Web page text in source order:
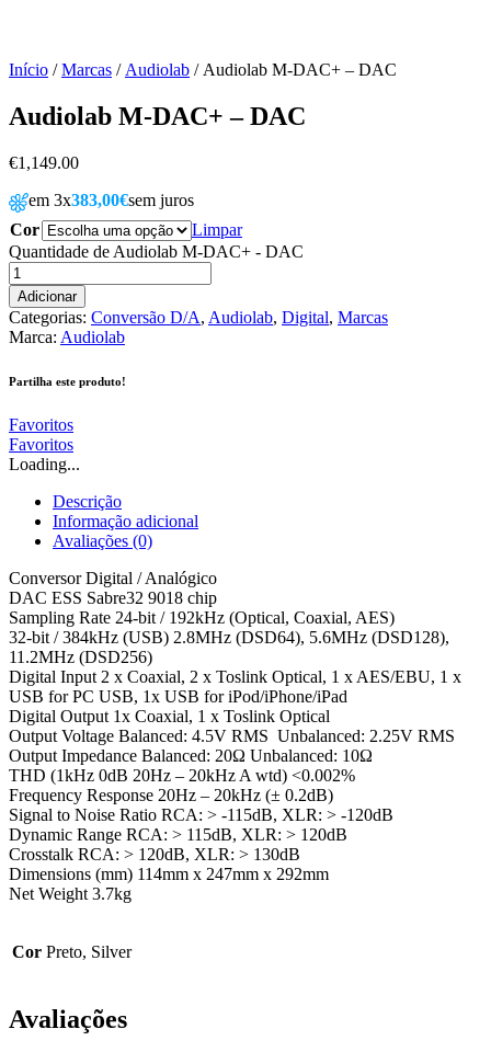
Início /Marcas / Audiolab / Audiolab M-DAC+ – DAC
Audiolab M-DAC+ – DAC
€1,149.00
em 3x383,00€sem juros
Cor
Limpar
Quantidade de Audiolab M-DAC+ - DAC
Adicionar
Categorias: Conversão D/A, Audiolab, Digital, Marcas
Marca: Audiolab
Partilha este produto!
Favoritos
Favoritos
Loading...
Descrição
Informação adicional
Avaliações (0)
Conversor Digital / Analógico
DAC ESS Sabre32 9018 chip
Sampling Rate 24-bit / 192kHz (Optical, Coaxial, AES)
32-bit / 384kHz (USB) 2.8MHz (DSD64), 5.6MHz (DSD128),
11.2MHz (DSD256)
Digital Input 2 x Coaxial, 2 x Toslink Optical, 1 x AES/EBU, 1 x
USB for PC USB, 1x USB for iPod/iPhone/iPad
Digital Output 1x Coaxial, 1 x Toslink Optical
Output Voltage Balanced: 4.5V RMS Unbalanced: 2.25V RMS
Output Impedance Balanced: 20Ω Unbalanced: 10Ω
THD (1kHz 0dB 20Hz – 20kHz A wtd) <0.002%
Frequency Response 20Hz – 20kHz (± 0.2dB)
Signal to Noise Ratio RCA: > -115dB, XLR: > -120dB
Dynamic Range RCA: > 115dB, XLR: > 120dB
Crosstalk RCA: > 120dB, XLR: > 130dB
Dimensions (mm) 114mm x 247mm x 292mm
Net Weight 3.7kg
Cor Preto, Silver
Avaliações